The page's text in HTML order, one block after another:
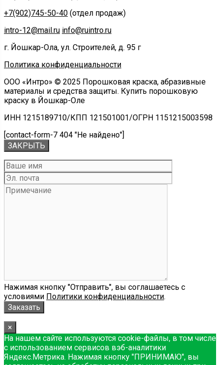
+7(902)745-50-40 (отдел продаж)
intro-12@mail.ru info@ruintro.ru
г. Йошкар-Ола, ул. Строителей, д. 95 г
Политика конфиденциальности
ООО «Интро» © 2025 Порошковая краска, абразивные
материалы и средства защиты. Купить порошковую
краску в Йошкар-Оле
ИНН 1215189710/КПП 121501001/ОГРН 1151215003598
[contact-form-7 404 "Не найдено"]
ЗАКРЫТЬ
Нажимая кнопку "Отправить", вы соглашаетесь с
условиями Политики конфиденциальности.
×
На нашем сайте используются cookie-файлы, в том числе
с использованием сервисов вэб-аналитики
Яндекс.Метрика. Нажимая кнопку "ПРИНИМАЮ", вы